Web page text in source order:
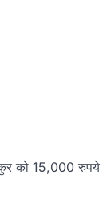
को 15,000 रुपये